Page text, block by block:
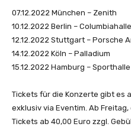
07.12.2022 München – Zenith
10.12.2022 Berlin – Columbiahalle
12.12.2022 Stuttgart – Porsche
14.12.2022 Köln – Palladium
15.12.2022 Hamburg – Sporthalle
Tickets für die Konzerte gibt es
exklusiv via Eventim. Ab Freitag,
Tickets ab 40,00 Euro zzgl.